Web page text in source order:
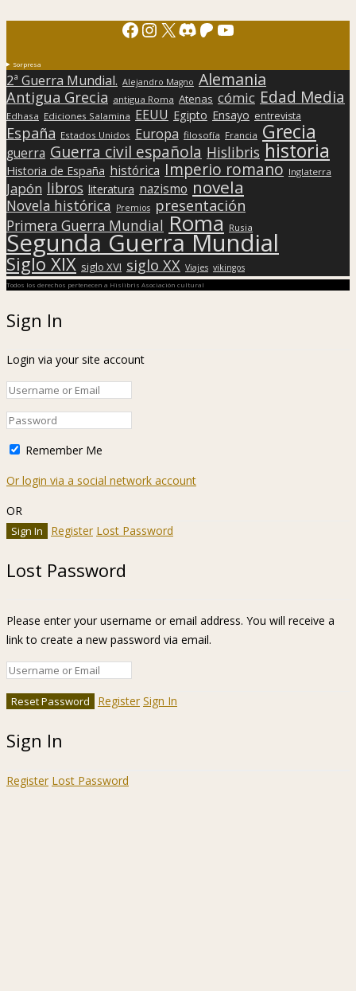
Facebook
Instagram
X Discord
Patreon
YouTube
Sorpresa
2ª Guerra Mundial. Alejandro Magno Alemania
Antigua Grecia antigua Roma Atenas cómic Edad Media
Edhasa Ediciones Salamina EEUU Egipto Ensayo entrevista
España Estados Unidos Europa filosofía Francia Grecia
guerra Guerra civil española Hislibris historia
Historia de España histórica Imperio romano Inglaterra
Japón libros literatura nazismo novela
Novela histórica Premios presentación
Primera Guerra Mundial Roma Rusia
Segunda Guerra Mundial
Siglo XIX siglo XVI siglo XX Viajes vikingos
Todos los derechos pertenecen a Hislibris Asociación cultural
Sign In
Login via your site account
Remember Me
Or login via a social network account
OR
Register Lost Password
Lost Password
Please enter your username or email address. You will receive a
link to create a new password via email.
Register Sign In
Sign In
Register Lost Password